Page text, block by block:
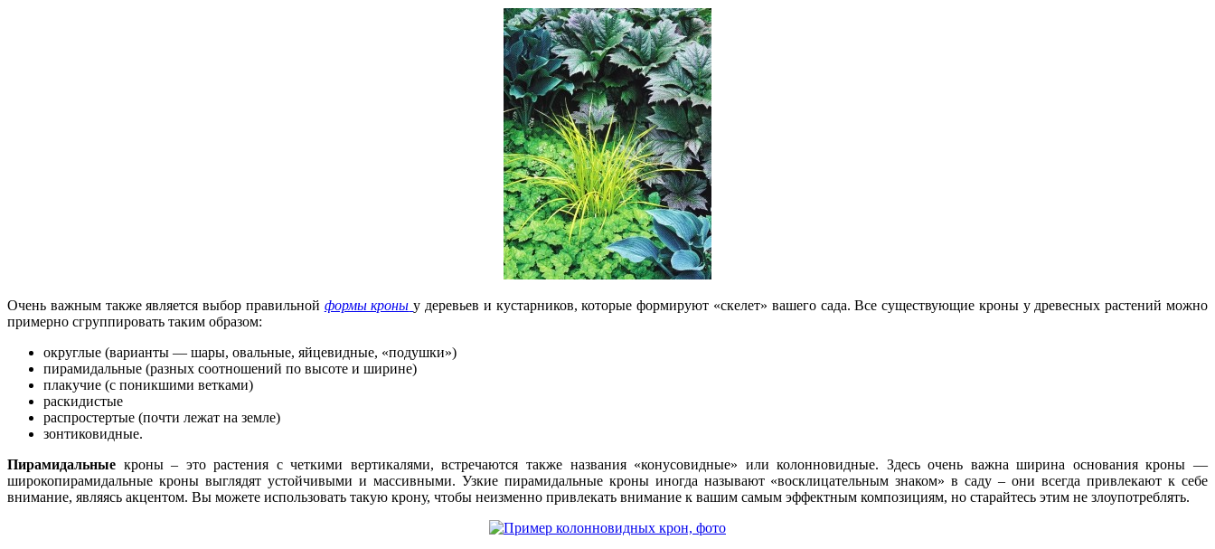
Очень важным также является выбор правильной формы кроны у деревьев и кустарников, которые формируют «скелет» вашего сада. Все существующие кроны у древесных растений можно
примерно сгруппировать таким образом:
округлые (варианты — шары, овальные, яйцевидные, «подушки»)
пирамидальные (разных соотношений по высоте и ширине)
плакучие (с поникшими ветками)
раскидистые
распростертые (почти лежат на земле)
зонтиковидные.
Пирамидальные кроны – это растения с четкими вертикалями, встречаются также названия «конусовидные» или колонновидные. Здесь очень важна ширина основания кроны —
широкопирамидальные кроны выглядят устойчивыми и массивными. Узкие пирамидальные кроны иногда называют «восклицательным знаком» в саду – они всегда привлекают к себе
внимание, являясь акцентом. Вы можете использовать такую крону, чтобы неизменно привлекать внимание к вашим самым эффектным композициям, но старайтесь этим не злоупотреблять.